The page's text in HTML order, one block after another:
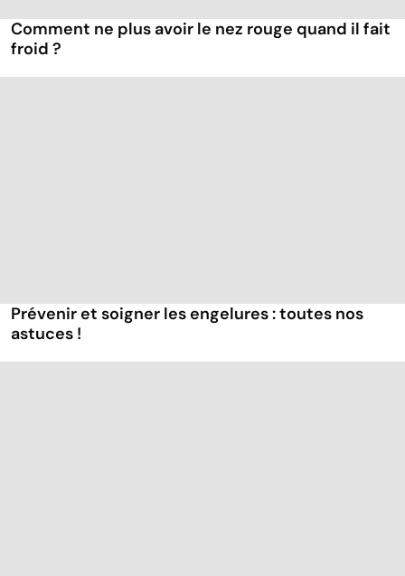
Comment ne plus avoir le nez rouge quand il fait
froid ?
Prévenir et soigner les engelures : toutes nos
astuces !